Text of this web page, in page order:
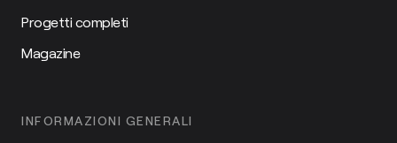
Progetti completi
Magazine
INFORMAZIONI GENERALI